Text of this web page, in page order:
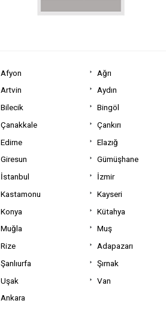
Afyon Ağrı
Artvin Aydın
Bilecik Bingöl
Çanakkale Çankırı
Edirne Elazığ
Giresun Gümüşhane
İstanbul İzmir
Kastamonu Kayseri
Konya Kütahya
Muğla Muş
Rize Adapazarı
Şanlıurfa Şırnak
Uşak Van
Ankara